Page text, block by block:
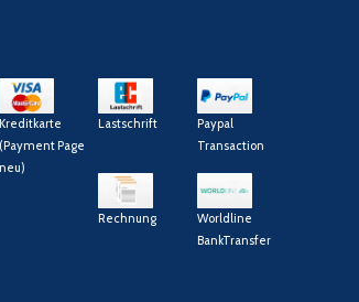
Kreditkarte
(Payment Page
neu)
Lastschrift
Paypal
Transaction
Rechnung
Worldline
BankTransfer